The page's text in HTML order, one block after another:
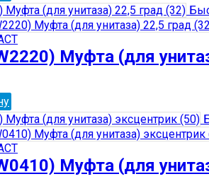
Муфта (для
Муфта (для